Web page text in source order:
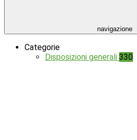
navigazione
Categorie
Disposizioni generali 330